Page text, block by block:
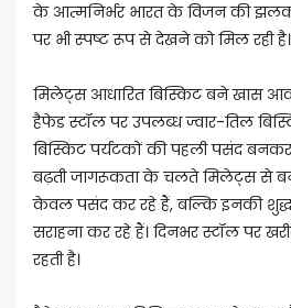
के आत्मनिर्भर भारत के विजन की
पर भी स्पष्ट रूप से देखने को मिल रही है।
मिलेट्स आधारित बिस्किट बने खास
हैफेड स्टॉल पर उपलब्ध ज्वार-तिल
बिस्किट पर्यटकों की पहली पसंद बनकर
बढ़ती जागरूकता के चलते मिलेट्स से
केवल पसंद कर रहे हैं, बल्कि इनकी
सराहना कर रहे हैं। दिनभर स्टॉल पर
रहती है।